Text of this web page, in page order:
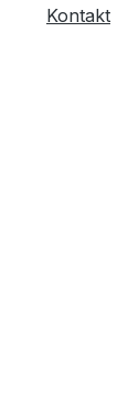
Kontakt